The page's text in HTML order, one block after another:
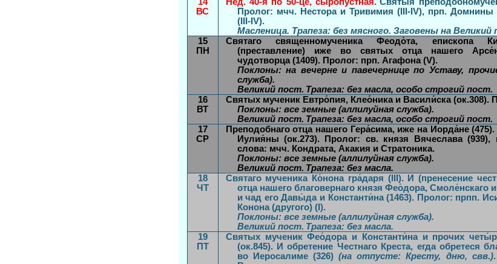
ВС
Пролог: мчч. Нестора и Тривимия (III-IV), прп. Домнины
(III-IV).
Масленица. Трапеза: без мясного. Заговены на Великий
15
ПН
Святаго священномученика Феодо́та, епископа
(преставление) иже во святых отца нашего
чудотворца (1409). Пролог: прп. Агафона (V).
Поклоны: на вечерне и павечернице по Уставу,
служба).
Великий пост. Трапеза: без масла, особо строгий пост.
16
ВТ
Святых мученик Евтро́пия, Клео́ника и Васили́ска (ок.308).
Поклоны: все земные (аллилуйная служба).
Великий пост. Трапеза: без масла, особо строгий пост.
17
СР
Преподобнаго отца нашего Гера́сима, иже на Иорда́не
Иулия́ны (ок.273). Пролог: св. князя Вячеслава (939),
слова: мчч. Кондрата, Акакия и Стратоника.
Поклоны: все земные (аллилуйная служба).
Великий пост. Трапеза: без масла.
18
ЧТ
Святаго мученика Ко́нона гра́даря (III). И (пренесение
отца нашего благовернаго князя Фео́дора, Смоле́нскаго
и чад его Давы́да и Константи́на (1463). Пролог: прпп.
Конона (другого) (I).
Поклоны: все земные (аллилуйная служба).
Великий пост. Трапеза: без масла.
19
ПТ
Святых мученик Фео́дора и Константи́на и прочих
(ок.845). И обретение Честнаго Креста, егда обретеся
во Иеросалиме (326)(на отпусте: Кресту, дню, свв.)